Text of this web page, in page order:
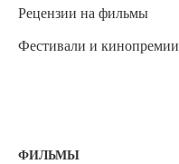
Рецензии на фильмы
Фестивали и кинопремии
ФИЛЬМЫ